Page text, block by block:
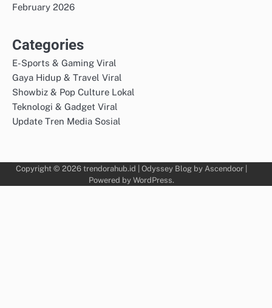
February 2026
Categories
E-Sports & Gaming Viral
Gaya Hidup & Travel Viral
Showbiz & Pop Culture Lokal
Teknologi & Gadget Viral
Update Tren Media Sosial
Copyright © 2026 trendorahub.id | Odyssey Blog by Ascendoor|
Powered by WordPress.